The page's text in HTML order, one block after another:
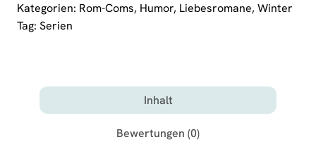
Kategorien: Rom-Coms, Humor, Liebesromane, Winter
Tag: Serien
Inhalt
Bewertungen (0)